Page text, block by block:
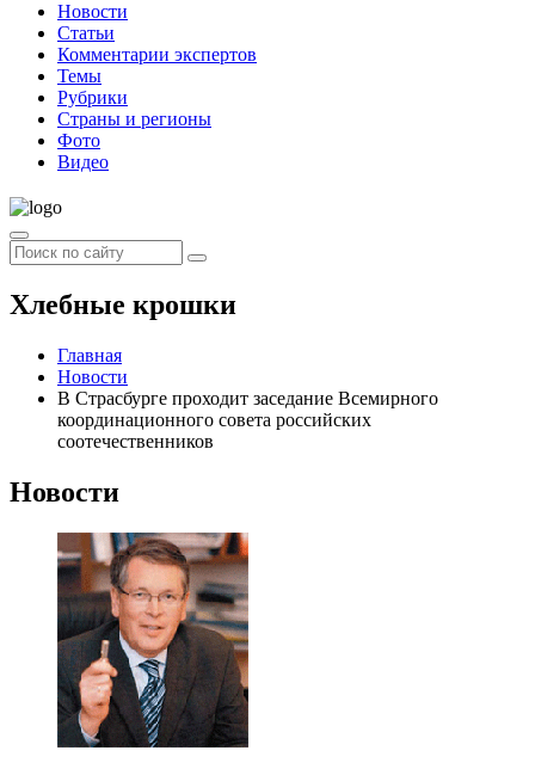
Новости
Статьи
Комментарии экспертов
Темы
Рубрики
Страны и регионы
Фото
Видео
Хлебные крошки
Главная
Новости
В Страсбурге проходит заседание Всемирного
координационного совета российских
соотечественников
Новости